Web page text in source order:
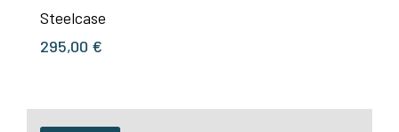
Steelcase
295,00 €